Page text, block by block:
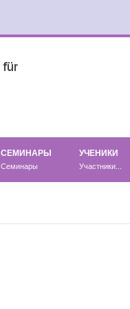
СЕМИНАРЫ
Семинары
УЧЕНИКИ
Участники...